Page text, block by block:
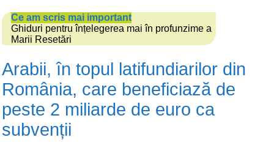
Ce am scris mai important
Ghiduri pentru înțelegerea mai în profunzime a
Marii Resetări
Arabii, în topul latifundiarilor din
România, care beneficiază de
peste 2 miliarde de euro ca
subvenții